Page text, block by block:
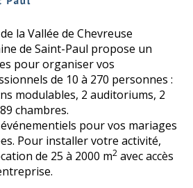
la Vallée de Chevreuse
de Saint-Paul propose un
pour organiser vos
de 10 à 270 personnes :
modulables, 2 auditoriums, 2
chambres.
pour vos mariages
Pour installer votre activité,
de 25 à 2000 m2 avec accès